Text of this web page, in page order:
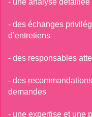
- une analyse
- des échanges
d’entretiens
- des responsables
- des
demandes
- une expertise et une